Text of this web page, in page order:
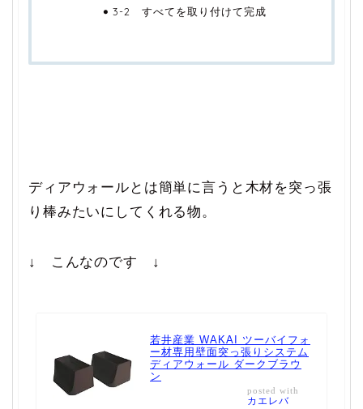
3-2 すべてを取り付けて完成
ディアウォールとは簡単に言うと木材を突っ張
り棒みたいにしてくれる物。
↓ こんなのです ↓
若井産業 WAKAI ツーバイフォ
ー材専用壁面突っ張りシステム
ディアウォール ダークブラウ
ン
posted with
カエレバ